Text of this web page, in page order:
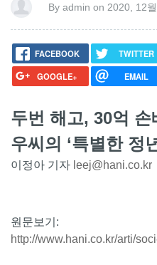
By admin on 2020, 12
FACEBOOK
TWITTER
GOOGLE+
EMAIL
두번 해고, 30억
우씨의 ‘특별한 정
이정아 기자 leej@hani.co.kr
원문보기:
http://www.hani.co.kr/arti/